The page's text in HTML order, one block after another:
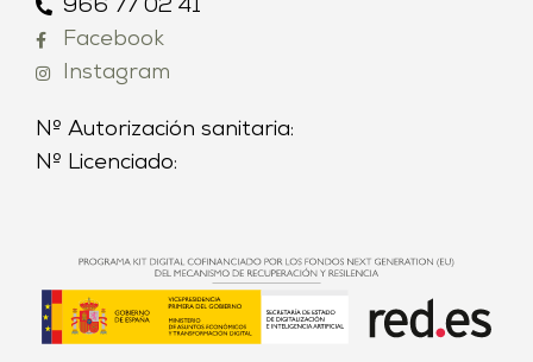
966 77 02 41
Facebook
Instagram
Nº Autorización sanitaria:
Nº Licenciado: